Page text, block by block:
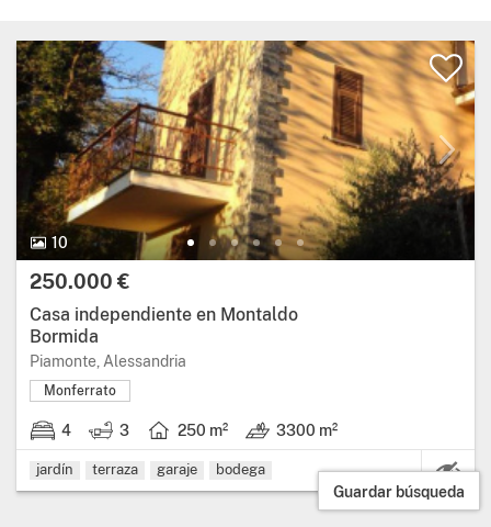
10
250.000 €
Casa independiente en Montaldo
Bormida
Piamonte, Alessandria
Monferrato
4 3 250 m² 3300 m²
jardín terraza garaje bodega
Guardar búsqueda